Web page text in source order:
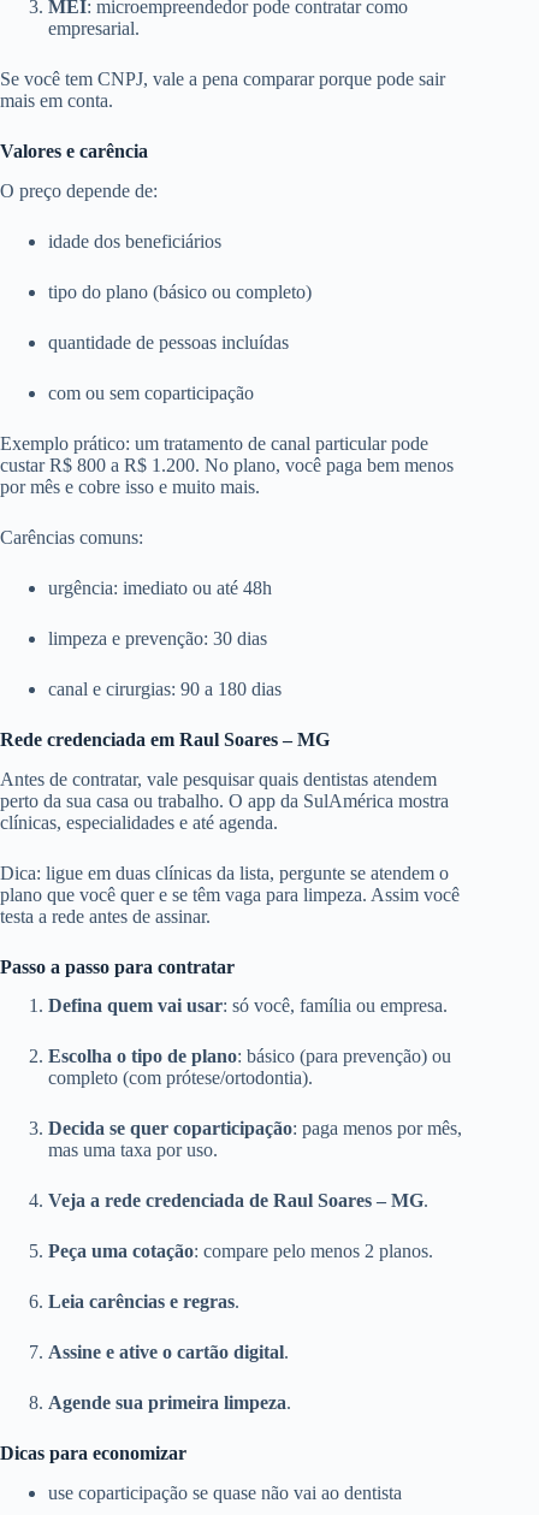
MEI: microempreendedor pode contratar como
empresarial.
Se você tem CNPJ, vale a pena comparar porque pode sair
mais em conta.
Valores e carência
O preço depende de:
idade dos beneficiários
tipo do plano (básico ou completo)
quantidade de pessoas incluídas
com ou sem coparticipação
Exemplo prático: um tratamento de canal particular pode
custar R$ 800 a R$ 1.200. No plano, você paga bem menos
por mês e cobre isso e muito mais.
Carências comuns:
urgência: imediato ou até 48h
limpeza e prevenção: 30 dias
canal e cirurgias: 90 a 180 dias
Rede credenciada em Raul Soares – MG
Antes de contratar, vale pesquisar quais dentistas atendem
perto da sua casa ou trabalho. O app da SulAmérica mostra
clínicas, especialidades e até agenda.
Dica: ligue em duas clínicas da lista, pergunte se atendem o
plano que você quer e se têm vaga para limpeza. Assim você
testa a rede antes de assinar.
Passo a passo para contratar
Defina quem vai usar: só você, família ou empresa.
Escolha o tipo de plano: básico (para prevenção) ou
completo (com prótese/ortodontia).
Decida se quer coparticipação: paga menos por mês,
mas uma taxa por uso.
Veja a rede credenciada de Raul Soares – MG.
Peça uma cotação: compare pelo menos 2 planos.
Leia carências e regras.
Assine e ative o cartão digital.
Agende sua primeira limpeza.
Dicas para economizar
use coparticipação se quase não vai ao dentista